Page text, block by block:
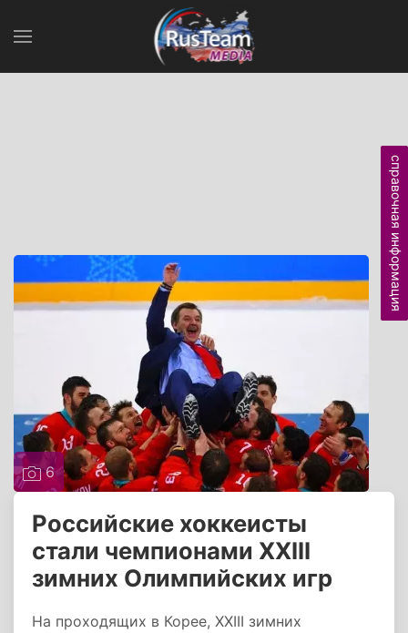
6
Российские хоккеисты
стали чемпионами XXIII
зимних Олимпийских игр
На проходящих в Корее, XXIII зимних
справочная информация